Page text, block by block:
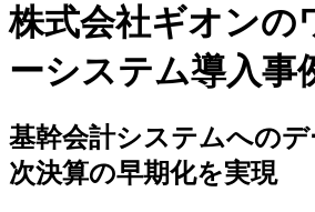
株式会社ギオンの
ーシステム導入事
基幹会計システムへのデ
次決算の早期化を実現